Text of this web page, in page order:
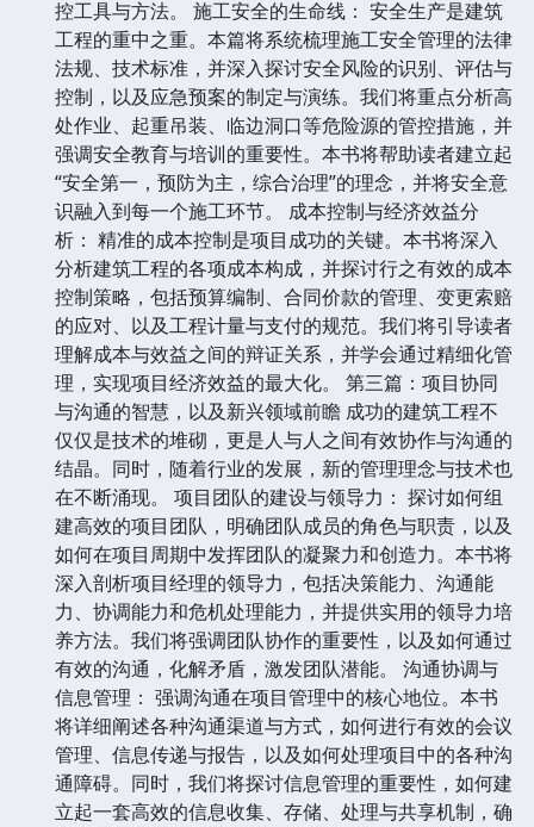
控工具与方法。 施工安全的生命线： 安全生产是建筑
工程的重中之重。本篇将系统梳理施工安全管理的法律
法规、技术标准，并深入探讨安全风险的识别、评估与
控制，以及应急预案的制定与演练。我们将重点分析高
处作业、起重吊装、临边洞口等危险源的管控措施，并
强调安全教育与培训的重要性。本书将帮助读者建立起
“安全第一，预防为主，综合治理”的理念，并将安全意
识融入到每一个施工环节。 成本控制与经济效益分
析： 精准的成本控制是项目成功的关键。本书将深入
分析建筑工程的各项成本构成，并探讨行之有效的成本
控制策略，包括预算编制、合同价款的管理、变更索赔
的应对、以及工程计量与支付的规范。我们将引导读者
理解成本与效益之间的辩证关系，并学会通过精细化管
理，实现项目经济效益的最大化。 第三篇：项目协同
与沟通的智慧，以及新兴领域前瞻 成功的建筑工程不
仅仅是技术的堆砌，更是人与人之间有效协作与沟通的
结晶。同时，随着行业的发展，新的管理理念与技术也
在不断涌现。 项目团队的建设与领导力： 探讨如何组
建高效的项目团队，明确团队成员的角色与职责，以及
如何在项目周期中发挥团队的凝聚力和创造力。本书将
深入剖析项目经理的领导力，包括决策能力、沟通能
力、协调能力和危机处理能力，并提供实用的领导力培
养方法。我们将强调团队协作的重要性，以及如何通过
有效的沟通，化解矛盾，激发团队潜能。 沟通协调与
信息管理： 强调沟通在项目管理中的核心地位。本书
将详细阐述各种沟通渠道与方式，如何进行有效的会议
管理、信息传递与报告，以及如何处理项目中的各种沟
通障碍。同时，我们将探讨信息管理的重要性，如何建
立起一套高效的信息收集、存储、处理与共享机制，确